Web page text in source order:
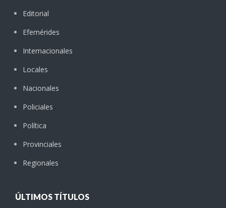
Editorial
Efemérides
Internacionales
Locales
Nacionales
Policiales
Política
Provinciales
Regionales
ÚLTIMOS TÍTULOS